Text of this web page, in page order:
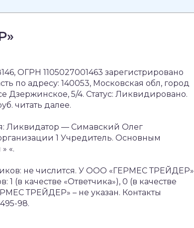
ОГРН 1105027001463 зарегистрировано
по адресу: 140053, Московская обл, город
5/4. Статус: Ликвидировано.
читать далее.
Ликвидатор — Симавский Олег
1 Учредитель. Основным
«.
не числится. У ООО «ГЕРМЕС ТРЕЙДЕР»
(в качестве «Ответчика»), 0 (в качестве
ТРЕЙДЕР» – не указан. Контакты
98.